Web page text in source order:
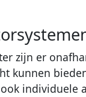
zijn er
kunnen
individuele